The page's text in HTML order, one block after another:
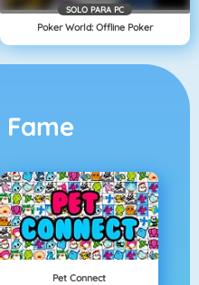
SOLO PARA PC
Poker World: Offline Poker
Fame
Pet Connect